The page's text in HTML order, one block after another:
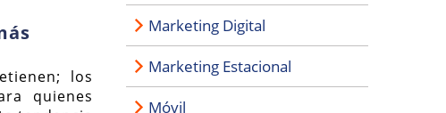
los
quienes
Marketing Digital
Marketing Estacional
Móvil